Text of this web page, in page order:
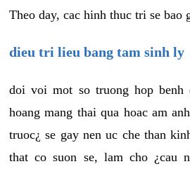
Theo day, cac hinh thuc tri se bao
dieu tri lieu bang tam sinh ly
doi voi mot so truong hop benh
hoang mang thai qua hoac am
truoc¿ se gay nen uc che than
that co suon se, lam cho ¿cau